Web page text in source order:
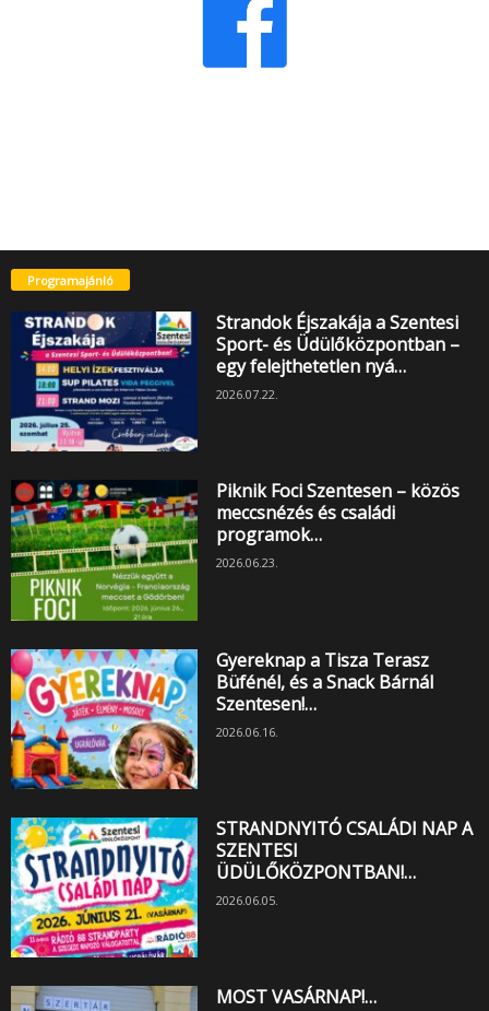
Programajánló
Strandok Éjszakája a Szentesi
Sport- és Üdülőközpontban –
egy felejthetetlen nyá…
2026.07.22.
Piknik Foci Szentesen – közös
meccsnézés és családi
programok…
2026.06.23.
Gyereknap a Tisza Terasz
Büfénél, és a Snack Bárnál
Szentesen!…
2026.06.16.
STRANDNYITÓ CSALÁDI NAP A
SZENTESI
ÜDÜLŐKÖZPONTBAN!…
2026.06.05.
MOST VASÁRNAP!…